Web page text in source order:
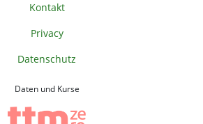
Kontakt
Privacy
Datenschutz
Daten und Kurse